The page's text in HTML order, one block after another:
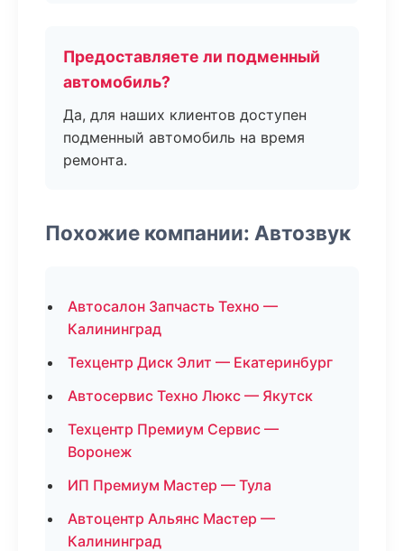
Предоставляете ли подменный
автомобиль?
Да, для наших клиентов доступен
подменный автомобиль на время
ремонта.
Похожие компании: Автозвук
Автосалон Запчасть Техно —
Калининград
Техцентр Диск Элит — Екатеринбург
Автосервис Техно Люкс — Якутск
Техцентр Премиум Сервис —
Воронеж
ИП Премиум Мастер — Тула
Автоцентр Альянс Мастер —
Калининград